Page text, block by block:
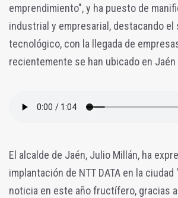
emprendimiento", y ha puesto de
industrial y empresarial, destacando el
tecnológico, con la llegada de
recientemente se han ubicado en Jaén
El alcalde de Jaén, Julio Millán, ha
implantación de NTT DATA en la ciudad
noticia en este año fructífero, gracias